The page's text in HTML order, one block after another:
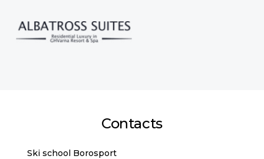
Contacts
Ski school Borosport